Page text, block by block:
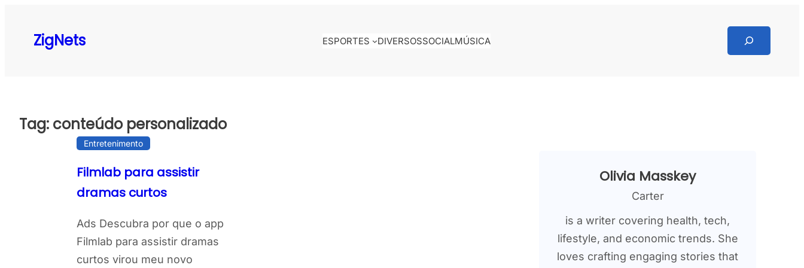
ZigNets ESPORTES DIVERSOSSOCIALMÚSICA
Search
Tag: conteúdo personalizado
Entretenimento
Filmlab para assistir
dramas curtos
Ads Descubra por que o app
Filmlab para assistir dramas
curtos virou meu novo
Olivia Masskey
Carter
is a writer covering health, tech,
lifestyle, and economic trends. She
loves crafting engaging stories that